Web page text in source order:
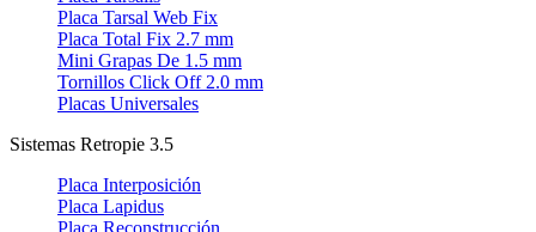
Placa Tarsal Web Fix
Placa Total Fix 2.7 mm
Mini Grapas De 1.5 mm
Tornillos Click Off 2.0 mm
Placas Universales
Sistemas Retropie 3.5
Placa Interposición
Placa Lapidus